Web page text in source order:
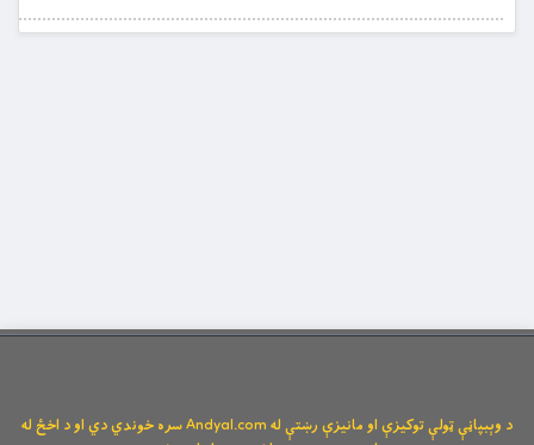
د وېبپاڼې ټولې توکیزې او مانیزې رښتې له Andyal.com سره خوندي دي او د اخځ له